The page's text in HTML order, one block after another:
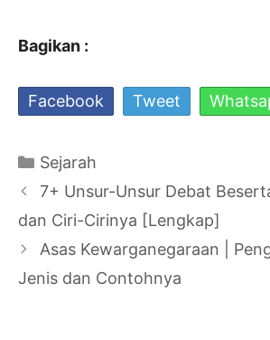
Bagikan :
Facebook Tweet
Kategori
Sejarah
Navigasi
Tulisan
7+ Unsur-Unsur Debat
dan Ciri-Cirinya [Lengkap]
Asas Kewarganegaraan |
Jenis dan Contohnya